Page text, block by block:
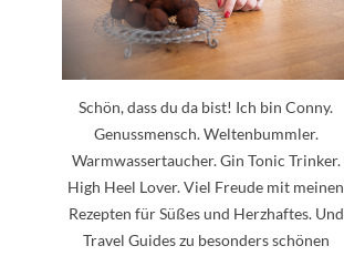
Schön, dass du da bist! Ich bin Conny.
Genussmensch. Weltenbummler.
Warmwassertaucher. Gin Tonic Trinker.
High Heel Lover. Viel Freude mit meinen
Rezepten für Süßes und Herzhaftes. Und
Travel Guides zu besonders schönen